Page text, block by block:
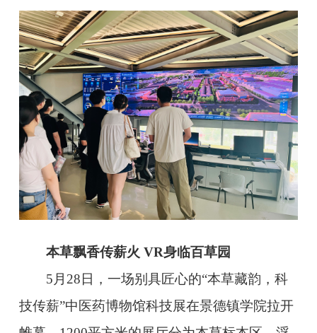
本草飘香传薪火 VR身临百草园
5月28日，一场别具匠心的“本草藏韵，科
技传薪”中医药博物馆科技展在景德镇学院拉开